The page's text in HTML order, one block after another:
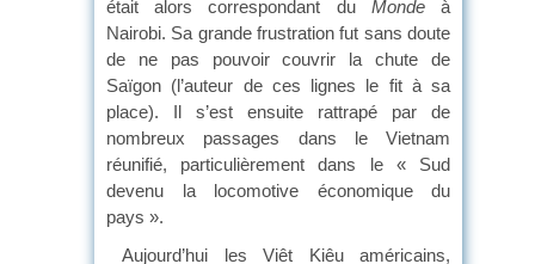
était alors correspondant du Mondeà
Nairobi. Sa grande frustration fut sans doute
de ne pas pouvoir couvrir la chute de
Saïgon (l’auteur de ces lignes le fit à sa
place). Il s’est ensuite rattrapé par de
nombreux passages dans le Vietnam
réunifié, particulièrement dans le « Sud
devenu la locomotive économique du
pays ».
Aujourd’hui les Viêt Kiêu américains,